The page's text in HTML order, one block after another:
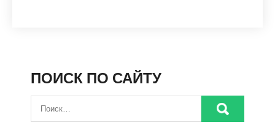
ПОИСК ПО САЙТУ